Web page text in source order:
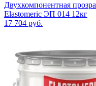
Двухкомпонентная
Elastomeric ЭП 014 12кг
17 704 руб.